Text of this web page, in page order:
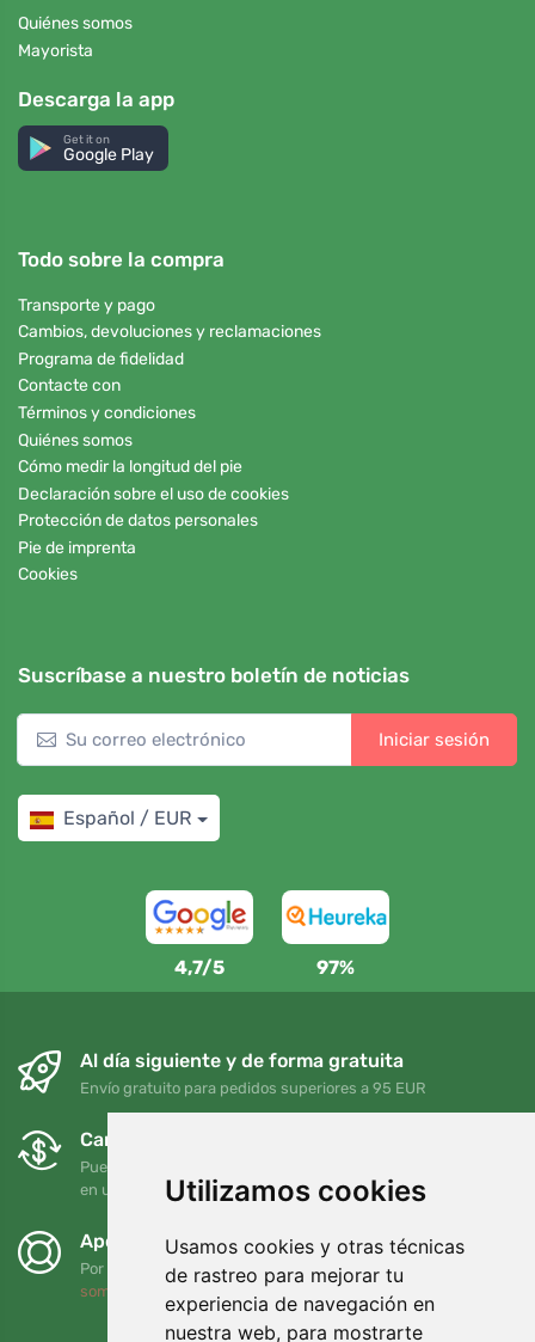
Utilizamos cookies
Usamos cookies y otras técnicas
de rastreo para mejorar tu
experiencia de navegación en
nuestra web, para mostrarte
Quiénes somos
Mayorista
Descarga la app
Get it on
Google Play
Todo sobre la compra
Transporte y pago
Cambios, devoluciones y reclamaciones
Programa de fidelidad
Contacte con
Términos y condiciones
Quiénes somos
Cómo medir la longitud del pie
Declaración sobre el uso de cookies
Protección de datos personales
Pie de imprenta
Cookies
Suscríbase a nuestro boletín de noticias
Iniciar sesión
Español / EUR
4,7/5 97%
Al día siguiente y de forma gratuita
Envío gratuito para pedidos superiores a 95 EUR
Cambios y devoluciones gratuitos
Puede devolver o cambiar su pedido en cualquier momento
en un plazo de 90 días
Apoyamos a Trees.org
Por cada pedido plantamos un árbol. Leer más
somos